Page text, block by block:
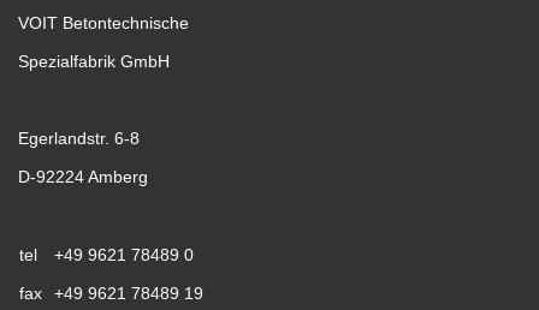
VOIT Betontechnische
Spezialfabrik GmbH
Egerlandstr. 6-8
D-92224 Amberg
tel
fax
+49 9621 78489 0
+49 9621 78489 19